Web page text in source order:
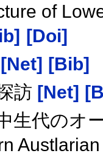
of
[Doi]
[Net] [Bib]
訪 [Net]
生代のオ